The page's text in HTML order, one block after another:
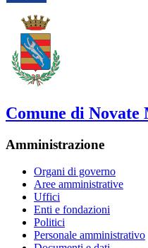
Comune di Novate
Amministrazione
Organi di governo
Aree amministrative
Uffici
Enti e fondazioni
Politici
Personale amministrativo